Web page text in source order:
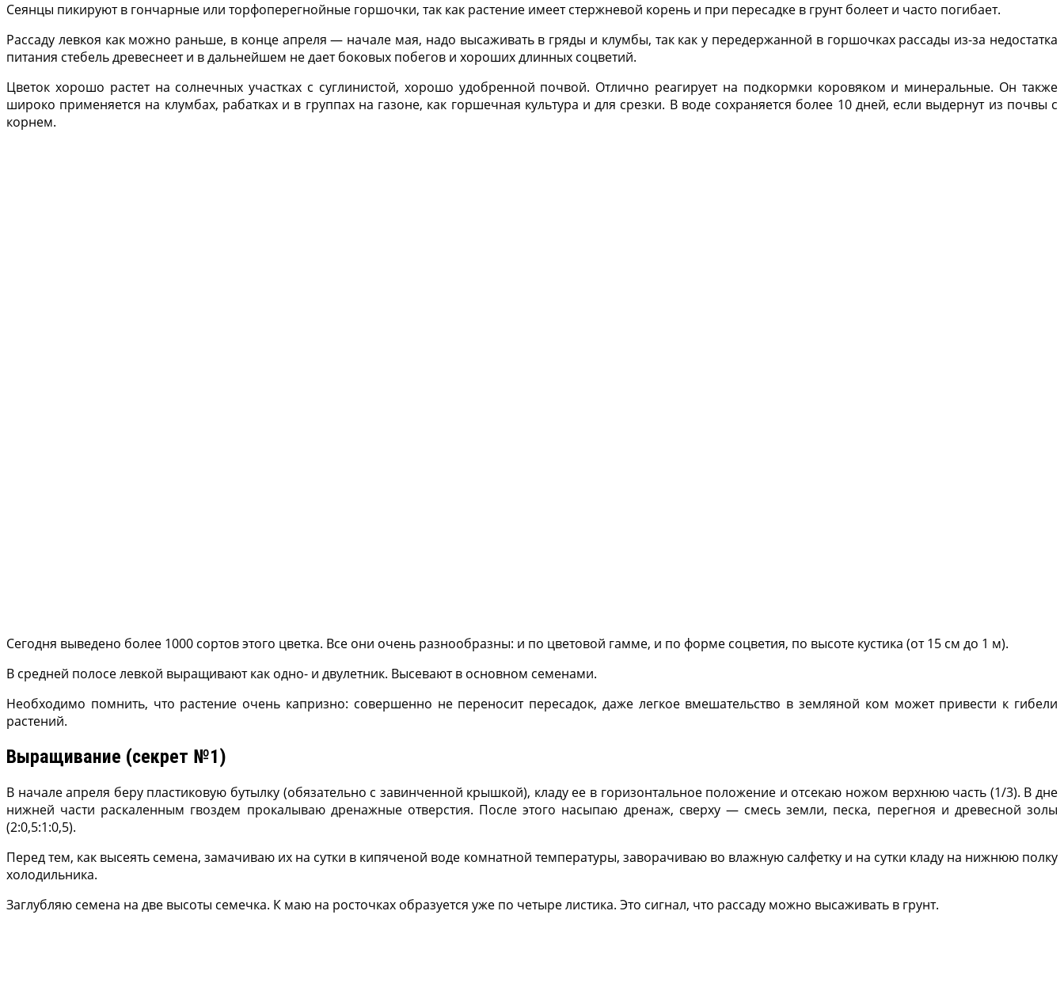
Сеянцы пикируют в гончарные или торфоперегнойные горшочки, так как растение имеет стержневой корень и при пересадке в грунт болеет и часто погибает.
Рассаду левкоя как можно раньше, в конце апреля — начале мая, надо высаживать в гряды и клумбы, так как у передержанной в горшочках рассады из-за недостатка
питания стебель древеснеет и в дальнейшем не дает боковых побегов и хороших длинных соцветий.
Цветок хорошо растет на солнечных участках с суглинистой, хорошо удобренной почвой. Отлично реагирует на подкормки коровяком и минеральные. Он также
широко применяется на клумбах, рабатках и в группах на газоне, как горшечная культура и для срезки. В воде сохраняется более 10 дней, если выдернут из почвы с
корнем.
Сегодня выведено бо­лее 1000 сортов этого цветка. Все они очень разнооб­разны: и по цветовой гам­ме, и по форме соцветия, по высоте кустика (от 15 см до 1 м).
В средней полосе лев­кой выращивают как од­но- и двулетник. Высе­вают в основном семенами.
Необходимо помнить, что растение очень кап­ризно: совершенно не пе­реносит пересадок, даже легкое вмешательство в земляной ком может при­вести к гибели
растений.
Выращивание (секрет №1)
В начале апреля беру пластиковую бутылку (обя­зательно с завинченной крышкой), кладу ее в го­ризонтальное положение и отсекаю ножом верхнюю часть (1/3). В дне
нижней части раскаленным гвоз­дем прокалываю дренаж­ные отверстия. После это­го насыпаю дренаж, свер­ху — смесь земли, песка, перегноя и древесной золы
(2:0,5:1:0,5).
Перед тем, как высеять семена, замачиваю их на сутки в кипяченой воде ком­натной температуры, заво­рачиваю во влажную сал­фетку и на сутки кладу на нижнюю полку
холодиль­ника.
Заглубляю семена на две высоты семечка. К маю на росточках образуется уже по четыре листика. Это сигнал, что рассаду можно высаживать в грунт.